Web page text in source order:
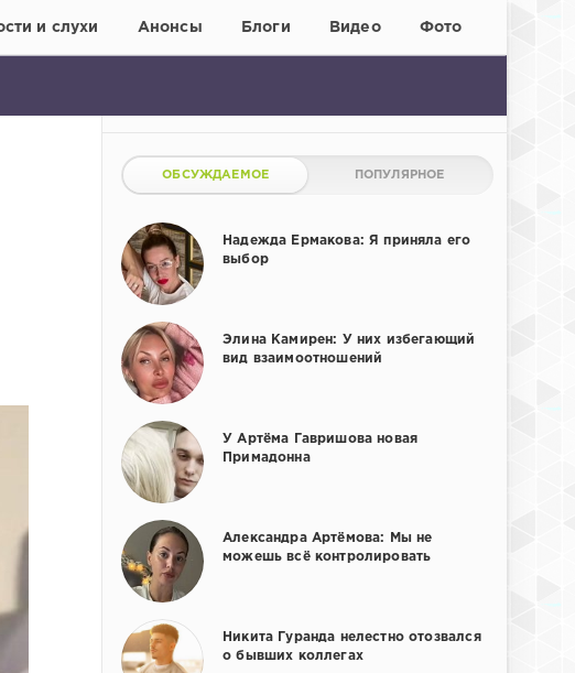
и слухи Анонсы Блоги Видео Фото
ОБСУЖДАЕМОЕ ПОПУЛЯРНОЕ
Надежда Ермакова: Я приняла его
выбор
Элина Камирен: У них избегающий
вид взаимоотношений
У Артёма Гавришова новая
Примадонна
Александра Артёмова: Мы не
можешь всё контролировать
Никита Гуранда нелестно отозвался
о бывших коллегах